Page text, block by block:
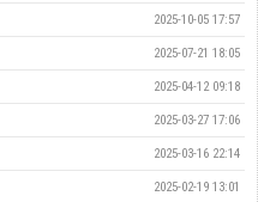
2025-10-05 17:57
2025-07-21 18:05
2025-04-12 09:18
2025-03-27 17:06
2025-03-16 22:14
2025-02-19 13:01